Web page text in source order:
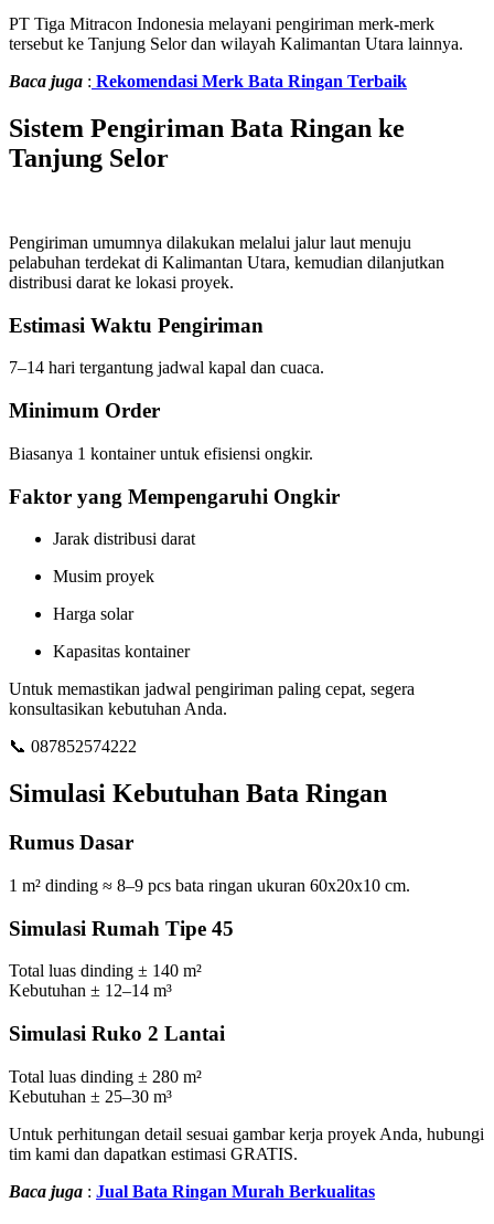
PT Tiga Mitracon Indonesia melayani pengiriman merk-merk
tersebut ke Tanjung Selor dan wilayah Kalimantan Utara lainnya.
Baca juga : Rekomendasi Merk Bata Ringan Terbaik
Sistem Pengiriman Bata Ringan ke
Tanjung Selor
Pengiriman umumnya dilakukan melalui jalur laut menuju
pelabuhan terdekat di Kalimantan Utara, kemudian dilanjutkan
distribusi darat ke lokasi proyek.
Estimasi Waktu Pengiriman
7–14 hari tergantung jadwal kapal dan cuaca.
Minimum Order
Biasanya 1 kontainer untuk efisiensi ongkir.
Faktor yang Mempengaruhi Ongkir
Jarak distribusi darat
Musim proyek
Harga solar
Kapasitas kontainer
Untuk memastikan jadwal pengiriman paling cepat, segera
konsultasikan kebutuhan Anda.
📞 087852574222
Simulasi Kebutuhan Bata Ringan
Rumus Dasar
1 m² dinding ≈ 8–9 pcs bata ringan ukuran 60x20x10 cm.
Simulasi Rumah Tipe 45
Total luas dinding ± 140 m²
Kebutuhan ± 12–14 m³
Simulasi Ruko 2 Lantai
Total luas dinding ± 280 m²
Kebutuhan ± 25–30 m³
Untuk perhitungan detail sesuai gambar kerja proyek Anda, hubungi
tim kami dan dapatkan estimasi GRATIS.
Baca juga : Jual Bata Ringan Murah Berkualitas